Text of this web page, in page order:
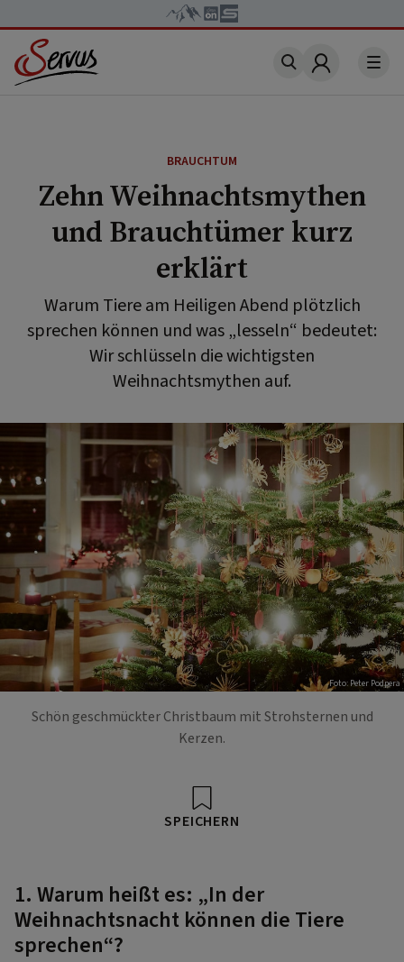
Account
BRAUCHTUM
Zehn Weihnachtsmythen
und Brauchtümer kurz
erklärt
Warum Tiere am Heiligen Abend plötzlich
sprechen können und was „lesseln“ bedeutet:
Wir schlüsseln die wichtigsten
Weihnachtsmythen auf.
Foto: Peter Podpera
Schön geschmückter Christbaum mit Strohsternen und
Kerzen.
SPEICHERN
1. Warum heißt es: „In der
Weihnachtsnacht können die Tiere
sprechen“?